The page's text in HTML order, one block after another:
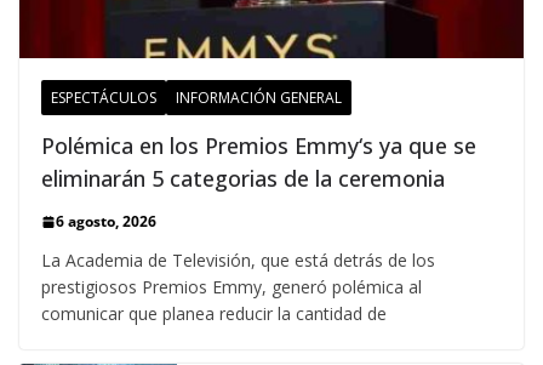
ESPECTÁCULOS INFORMACIÓN GENERAL
Polémica en los Premios Emmy‘s ya que se
eliminarán 5 categorias de la ceremonia
6 agosto, 2026
La Academia de Televisión, que está detrás de los
prestigiosos Premios Emmy, generó polémica al
comunicar que planea reducir la cantidad de